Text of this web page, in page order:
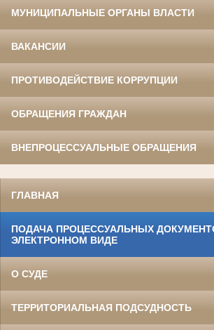
МУНИЦИПАЛЬНЫЕ ОРГАНЫ ВЛАСТИ
ВАКАНСИИ
ПРОТИВОДЕЙСТВИЕ КОРРУПЦИИ
ОБРАЩЕНИЯ ГРАЖДАН
ВНЕПРОЦЕССУАЛЬНЫЕ ОБРАЩЕНИЯ
ГЛАВНАЯ
ПОДАЧА ПРОЦЕССУАЛЬНЫХ
ЭЛЕКТРОННОМ ВИДЕ
О СУДЕ
ТЕРРИТОРИАЛЬНАЯ ПОДСУДНОСТЬ